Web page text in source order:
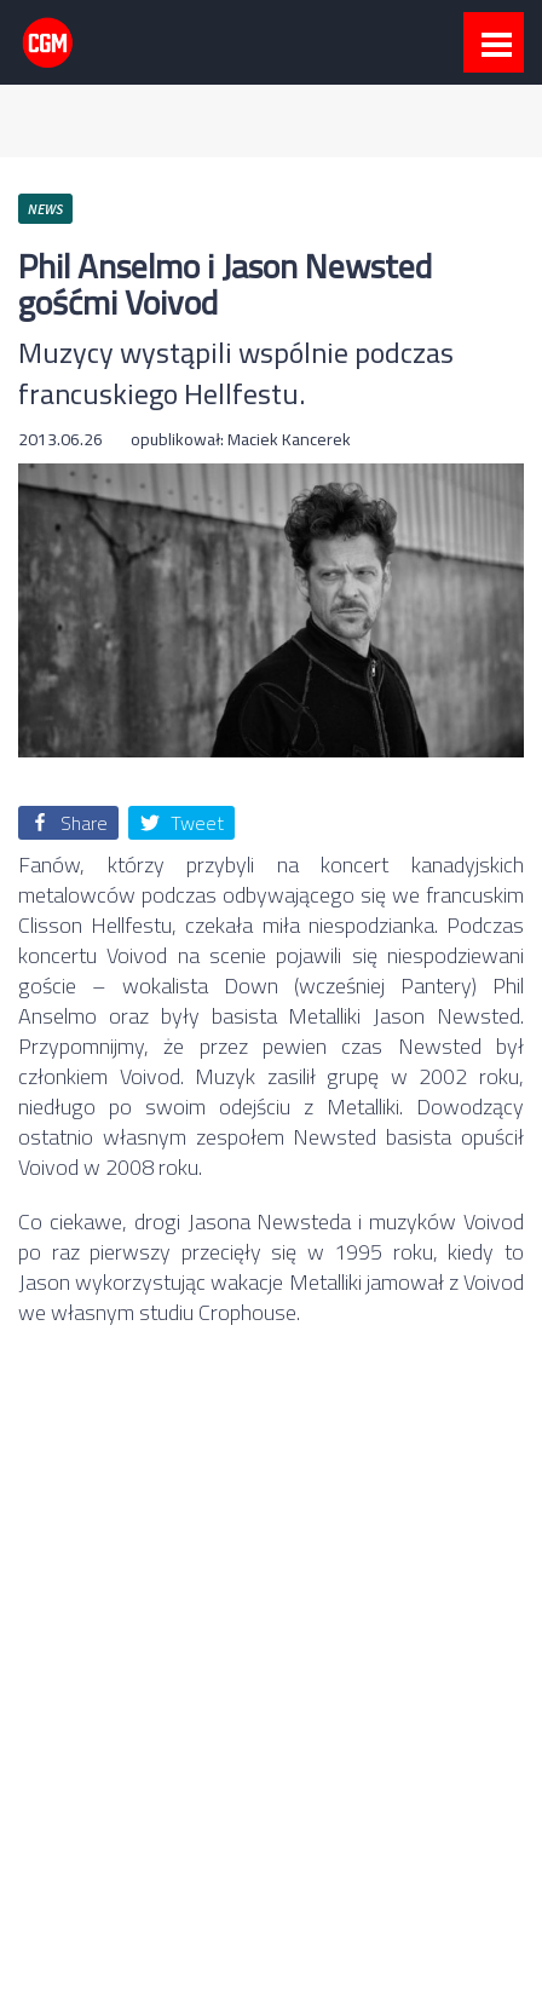
NEWS
Phil Anselmo i Jason Newsted
gośćmi Voivod
Muzycy wystąpili wspólnie podczas
francuskiego Hellfestu.
2013.06.26 opublikował:Maciek Kancerek
Share Tweet
Fanów, którzy przybyli na koncert kanadyjskich
metalowców podczas odbywającego się we francuskim
Clisson Hellfestu, czekała miła niespodzianka. Podczas
koncertu Voivod na scenie pojawili się niespodziewani
goście – wokalista Down (wcześniej Pantery) Phil
Anselmo oraz były basista Metalliki Jason Newsted.
Przypomnijmy, że przez pewien czas Newsted był
członkiem Voivod. Muzyk zasilił grupę w 2002 roku,
niedługo po swoim odejściu z Metalliki. Dowodzący
ostatnio własnym zespołem Newsted basista opuścił
Voivod w 2008 roku.
Co ciekawe, drogi Jasona Newsteda i muzyków Voivod
po raz pierwszy przecięły się w 1995 roku, kiedy to
Jason wykorzystując wakacje Metalliki jamował z Voivod
we własnym studiu Crophouse.